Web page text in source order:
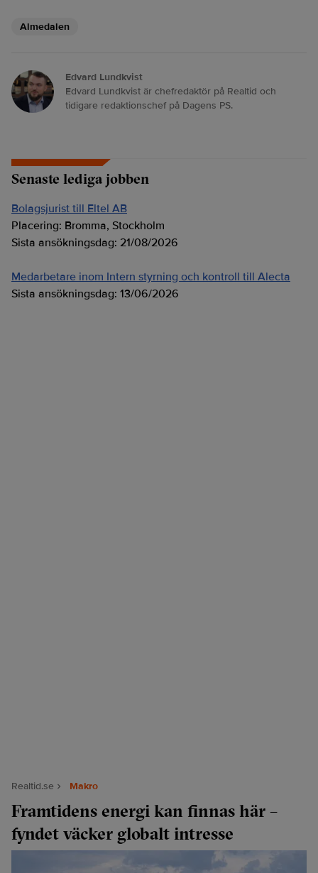
Almedalen
Edvard Lundkvist
Edvard Lundkvist är chefredaktör på Realtid och
tidigare redaktionschef på Dagens PS.
Senaste lediga jobben
Bolagsjurist till Eltel AB
Placering: Bromma, Stockholm
Sista ansökningsdag: 21/08/2026
Medarbetare inom Intern styrning och kontroll till Alecta
Sista ansökningsdag: 13/06/2026
Realtid.se Makro
Framtidens energi kan finnas här –
fyndet väcker globalt intresse